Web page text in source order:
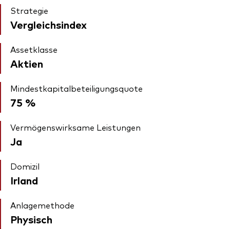
Strategie
Vergleichsindex
Assetklasse
Aktien
Mindestkapitalbeteiligungsquote
75 %
Vermögenswirksame Leistungen
Ja
Domizil
Irland
Anlagemethode
Physisch